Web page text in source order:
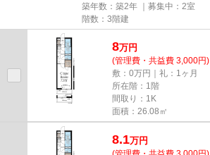
築年数：築2年 ｜募集中： 2室
階数：3階建
8万円
(管理費・共益費 3,000円)
敷：0万円｜礼：1ヶ月
所在階：1階
間取り：1K
面積：26.08㎡
8.1万円